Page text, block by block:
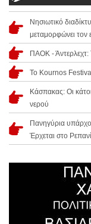
Νησιωτικό
μεταμορφώνει τον
ΠΑΟΚ -
Το Kournos
Κάσπακας: Οι
νερού
Πανηγύρια
Έρχεται στο